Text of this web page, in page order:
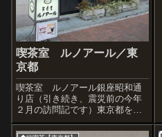
喫茶室 ルノアール／東
京都
喫茶室 ルノアール銀座昭和通
り店（引き続き、震災前の今年
２月の訪問記です）東京都を中
心に非常に多くの店舗チェーン
を持つ株式会社 銀座ルノアール